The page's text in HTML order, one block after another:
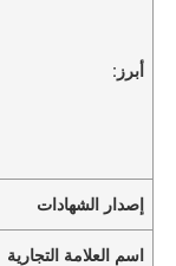
أبرز:
إصدار الشهادات
اسم العلامة التجارية